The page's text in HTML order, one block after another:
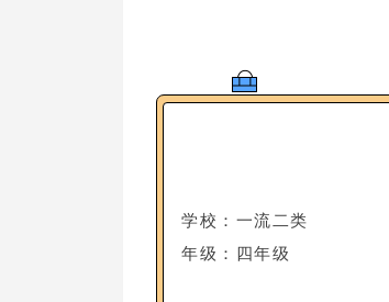
学校：一流二类
年级：四年级